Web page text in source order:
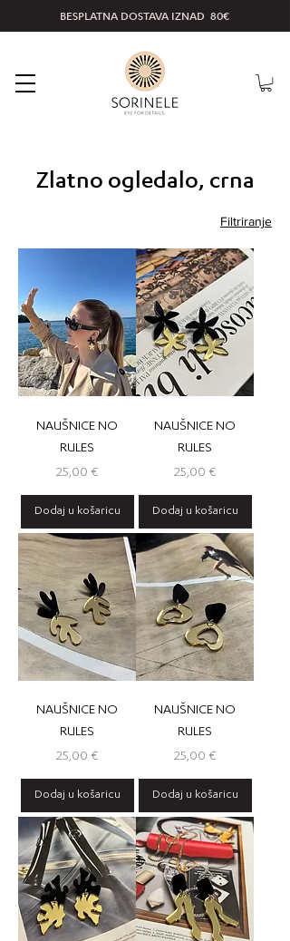
BESPLATNA DOSTAVA IZNAD 80€
Zlatno ogledalo, crna
Filtriranje
NAUŠNICE NO
RULES
Cijena
25,00 €
Dodaj u košaricu
NAUŠNICE NO
RULES
Cijena
25,00 €
Dodaj u košaricu
NAUŠNICE NO
RULES
Cijena
25,00 €
Dodaj u košaricu
NAUŠNICE NO
RULES
Cijena
25,00 €
Dodaj u košaricu